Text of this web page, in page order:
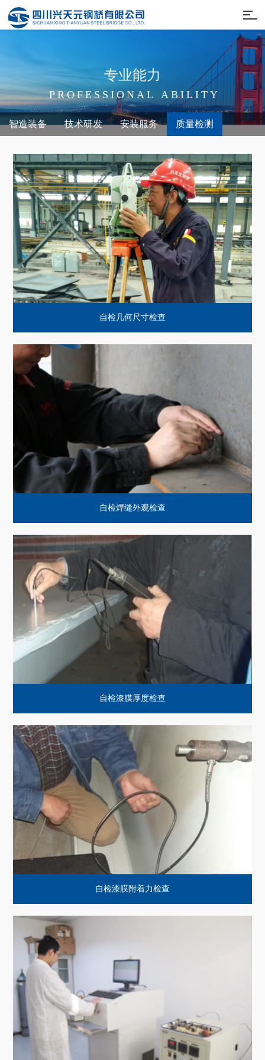
专业能力
PROFESSIO N A L A BILIT Y
智造装备 技术研发 安装服务 质量检测
自检几何尺寸检查
自检焊缝外观检查
自检漆膜厚度检查
自检漆膜附着力检查